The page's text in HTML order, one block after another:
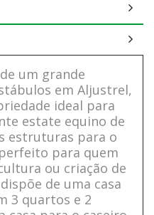
um grande
em Aljustrel,
ideal para
estate equino de
estruturas para o
para quem
ou criação de
de uma casa
3 quartos e 2